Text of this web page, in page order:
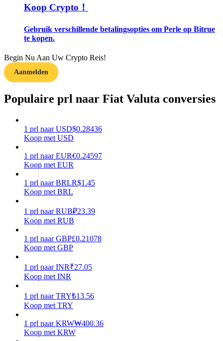
Handelsstrategieën
Verdienen
Macht varkentje
Koop Crypto！
Gebruik verschillende betalingsopties om Perle op Bitrue
te kopen.
Begin Nu Aan Uw Crypto Reis!
Aanmelden
Populaire prl naar Fiat Valuta conversies
1 prl naar USD$0.28436
Koop met USD
1 prl naar EUR€0.24597
Koop met EUR
1 prl naar BRLR$1.45
Koop met BRL
1 prl naar RUB₽23.39
Koop met RUB
1 prl naar GBP£0.21078
Koop met GBP
1 prl naar INR₹27.05
Koop met INR
1 prl naar TRY₺13.56
Koop met TRY
1 prl naar KRW₩400.36
Koop met KRW